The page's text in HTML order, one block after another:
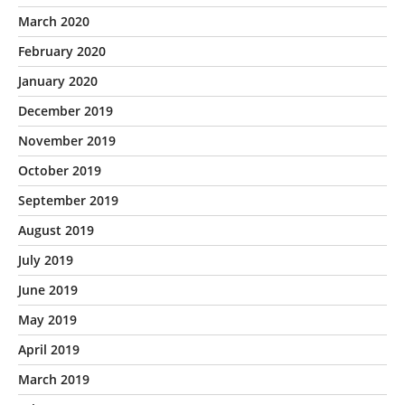
March 2020
February 2020
January 2020
December 2019
November 2019
October 2019
September 2019
August 2019
July 2019
June 2019
May 2019
April 2019
March 2019